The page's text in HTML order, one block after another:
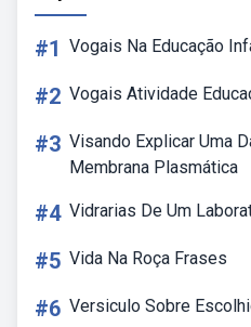
#1 Vogais Na Educação
#2 Vogais Atividade
#3 Visando Explicar Uma
Membrana Plasmática
#4 Vidrarias De Um
#5 Vida Na Roça Frases
#6 Versiculo Sobre